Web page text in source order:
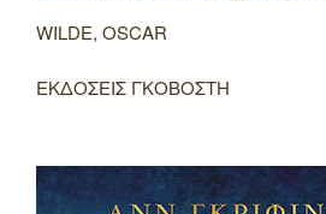
WILDE, OSCAR
ΕΚΔΟΣΕΙΣ ΓΚΟΒΟΣΤΗ